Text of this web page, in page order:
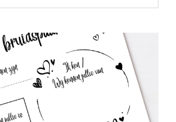
PHOTOBOOTH
EEN
ONVERGETELIJKE
IN
ZEELAND